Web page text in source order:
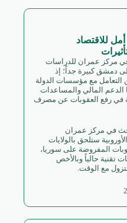
للاقتصاد
مركز عمران للدراسات
على دمشق كبيرة جداً؛ إذ
التعامل مع مؤسسات الدولة
الدعم المالي والمساعدات
في رفع العقوبات عن مصرف
في مركز عمران
ستلحق بالولايات
المفروضة على سوريا،
تقنية حالياً وبالأخص
مع الوقت.